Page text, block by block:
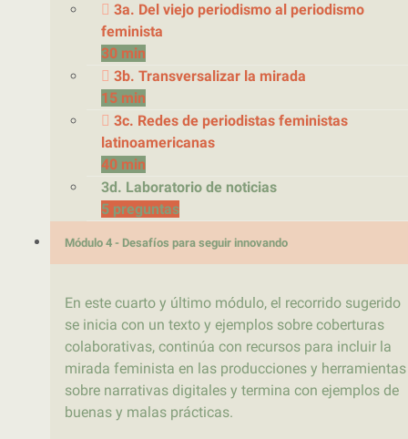
3a. Del viejo periodismo al periodismo
feminista
30 min
3b. Transversalizar la mirada
15 min
3c. Redes de periodistas feministas
latinoamericanas
40 min
3d. Laboratorio de noticias
5 preguntas
Módulo 4 - Desafíos para seguir innovando
En este cuarto y último módulo, el recorrido sugerido
se inicia con un texto y ejemplos sobre coberturas
colaborativas, continúa con recursos para incluir la
mirada feminista en las producciones y herramientas
sobre narrativas digitales y termina con ejemplos de
buenas y malas prácticas.